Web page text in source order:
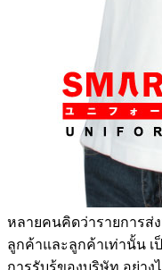
หลายคนคิดว่ารายการส่
ลูกค้าและลูกค้าเท่านั้น เ
การรับรู้ของบริษัท อย่าง